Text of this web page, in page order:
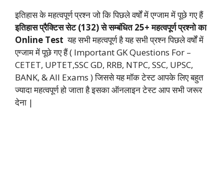
इतिहास के महत्वपूर्ण प्रश्न जो कि पिछले वर्षों में एग्जाम में पूछे गए हैं
इतिहास प्रैक्टिस सेट (132) से सम्बंधित 25+ महत्वपूर्ण प्रश्नो का
Online Test यह सभी महत्वपूर्ण है यह सभी प्रश्न पिछले वर्षों में
एग्जाम में पूछे गए हैं ( Important GK Questions For –
CETET, UPTET,SSC GD, RRB, NTPC, SSC, UPSC,
BANK, & All Exams ) जिससे यह मॉक टेस्ट आपके लिए बहुत
ज्यादा महत्वपूर्ण हो जाता है इसका ऑनलाइन टेस्ट आप सभी जरूर
देना |